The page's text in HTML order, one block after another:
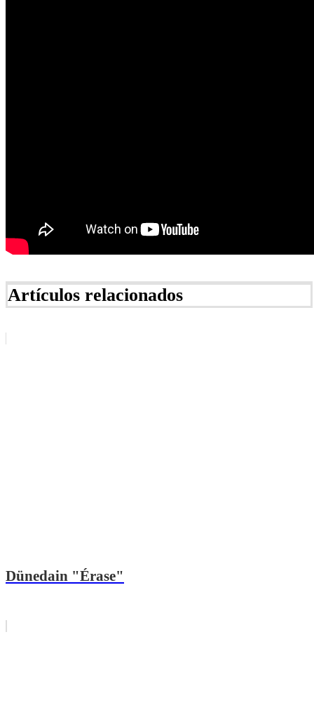
Artículos relacionados
Dünedain "Érase"